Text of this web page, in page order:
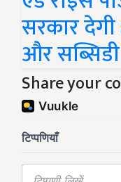
सरकार
और सब्सिडी
Share your